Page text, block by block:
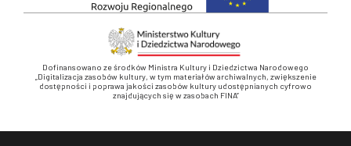
Dofinansowano ze środków Ministra Kultury i Dziedzictwa Narodowego
„Digitalizacja zasobów kultury, w tym materiałów archiwalnych, zwiększenie
dostępności i poprawa jakości zasobów kultury udostępnianych cyfrowo
znajdujących się w zasobach FINA”